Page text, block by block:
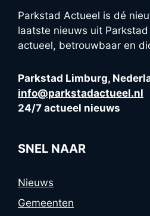
Parkstad Actueel is dé
laatste nieuws uit
actueel, betrouwbaar en
Parkstad Limburg,
info@parkstadactueel.nl
24/7 actueel nieuws
SNEL NAAR
Nieuws
Gemeenten